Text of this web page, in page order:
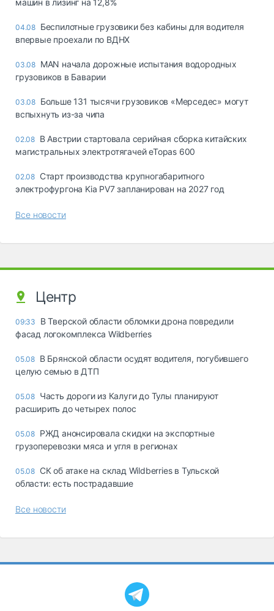
машин в лизинг на 12,8%
04.08 Беспилотные грузовики без кабины для водителя
впервые проехали по ВДНХ
03.08 MAN начала дорожные испытания водородных
грузовиков в Баварии
03.08 Больше 131 тысячи грузовиков «Мерседес» могут
вспыхнуть из-за чипа
02.08 В Австрии стартовала серийная сборка китайских
магистральных электротягачей eTopas 600
02.08 Старт производства крупногабаритного
электрофургона Kia PV7 запланирован на 2027 год
Все новости
Центр
09:33
В Тверской области обломки дрона повредили
фасад логокомплекса Wildberries
05.08 В Брянской области осудят водителя, погубившего
целую семью в ДТП
05.08 Часть дороги из Калуги до Тулы планируют
расширить до четырех полос
05.08 РЖД анонсировала скидки на экспортные
грузоперевозки мяса и угля в регионах
05.08 СК об атаке на склад Wildberries в Тульской
области: есть пострадавшие
Все новости